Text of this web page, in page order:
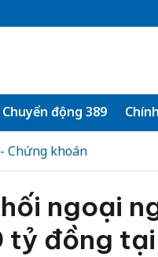
Chuyển động 389
Chứng khoán
ngoại
tỷ đồng